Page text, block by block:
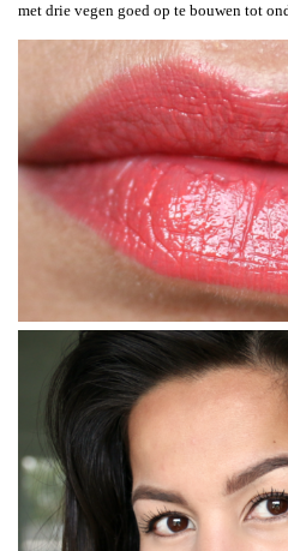
met drie vegen goed op te bouwen tot